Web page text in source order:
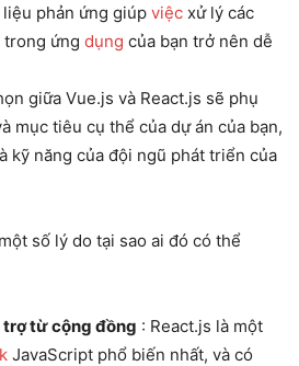
phản ứng giúp việc xử lý các
ứng dụng của bạn trở nên dễ
giữa Vue.js và React.js sẽ phụ
mục tiêu cụ thể của dự án của bạn,
kỹ năng của đội ngũ phát triển của
số lý do tại sao ai đó có thể
trợ từ cộng đồng : React.js là một
JavaScript phổ biến nhất, và có